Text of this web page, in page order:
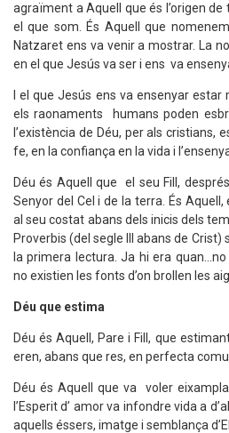
agraïment a Aquell que és l’origen
el que som. És Aquell que
Natzaret ens va venir a mostrar. La
en el que Jesús va ser i ens va
I el que Jesús ens va ensenyar
els raonaments humans poden
l’existència de Déu, per als cristians,
fe, en la confiança en la vida i
Déu és Aquell que el seu Fill,
Senyor del Cel i de la terra. És
al seu costat abans dels inicis dels
Proverbis (del segle III abans de Crist)
la primera lectura. Ja hi era
no existien les fonts d’on brollen les
Déu que estima
Déu és Aquell, Pare i Fill, que
eren, abans que res, en perfecta
Déu és Aquell que va voler
l’Esperit d’ amor va infondre vida a
aquells éssers, imatge i semblança